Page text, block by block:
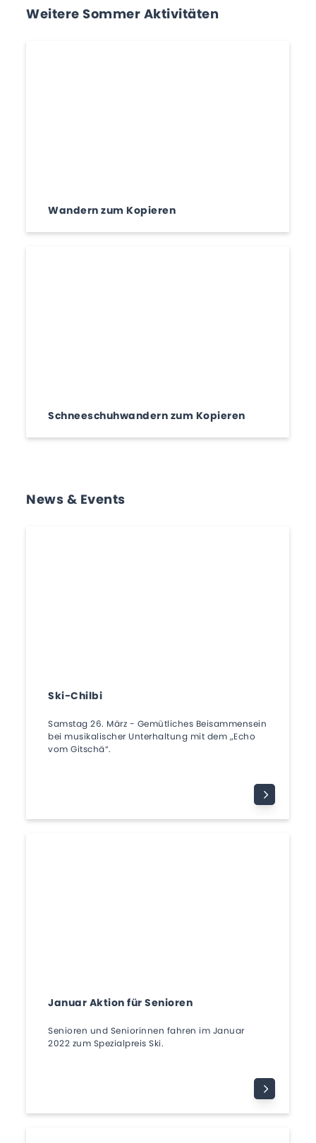
Weitere Sommer Aktivitäten
Wandern zum Kopieren
Schneeschuhwandern zum Kopieren
News & Events
Ski-Chilbi
Samstag 26. März - Gemütliches Beisammensein
bei musikalischer Unterhaltung mit dem „Echo
vom Gitschä“.
Januar Aktion für Senioren
Senioren und Seniorinnen fahren im Januar
2022 zum Spezialpreis Ski.